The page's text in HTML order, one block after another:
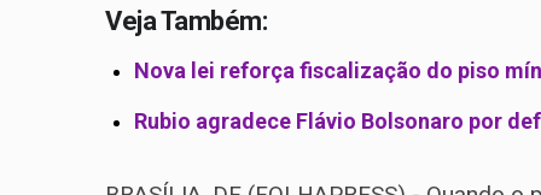
Veja Também:
Nova lei reforça fiscalização do piso
Rubio agradece Flávio Bolsonaro por